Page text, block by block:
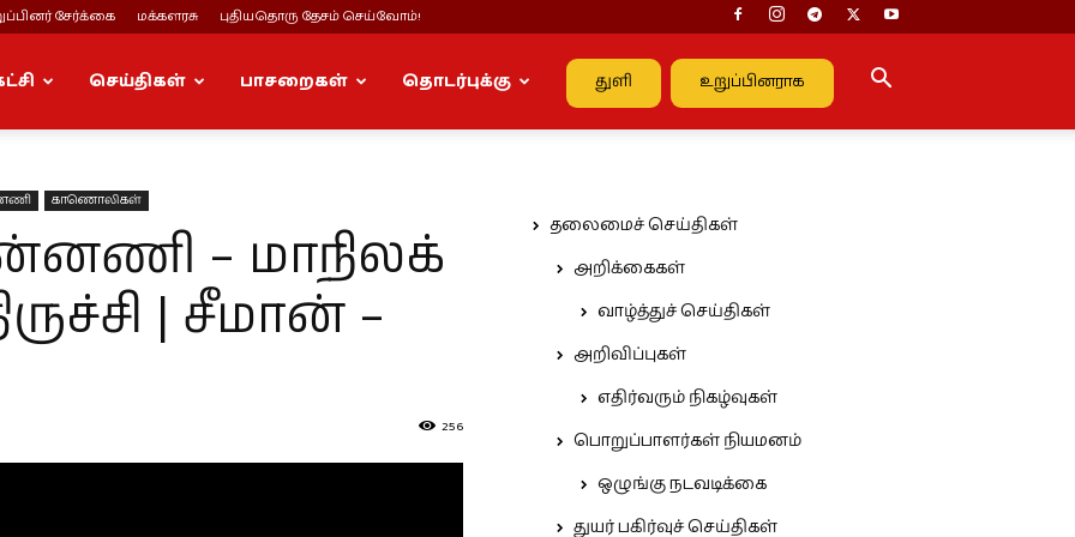
சேர்க்கை மக்களரசு புதியதொரு தேசம் செய்வோம்!
துளி உறுப்பினராக
செய்திகள் பாசறைகள் தொடர்புக்கு
காணொலிகள்
– மாநிலக்
| சீமான் –
256
தலைமைச் செய்திகள்
அறிக்கைகள்
வாழ்த்துச் செய்திகள்
அறிவிப்புகள்
எதிர்வரும் நிகழ்வுகள்
பொறுப்பாளர்கள் நியமனம்
ஒழுங்கு நடவடிக்கை
துயர் பகிர்வுச் செய்திகள்